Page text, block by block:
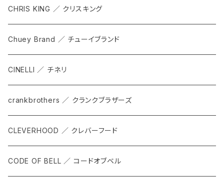
GRIP SLING
SHADOW
KOMPAK
TKS
SACOCHE
ACCESSORY
メンテナンス
ALL
TOPS
BOTTOMS
ACCESORRIES
RIDE ACCESORRIES
CHRIS KING ／ クリスキング
Chuey Brand ／ チューイブランド
CINELLI ／ チネリ
crankbrothers ／ クランクブラザーズ
CLEVERHOOD ／ クレバーフード
CODE OF BELL ／ コードオブベル